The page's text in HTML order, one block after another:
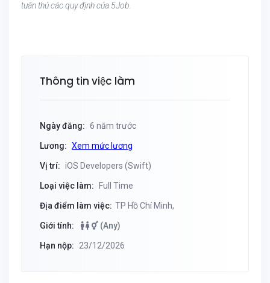
tuân thủ các quy định của 5Job.
Thông tin việc làm
Ngày đăng: 6 năm trước
Lương: Xem mức lương
Vị trí: iOS Developers (Swift)
Loại việc làm: Full Time
Địa điểm làm việc: TP Hồ Chí Minh,
Giới tính: (Any)
Hạn nộp: 23/12/2026